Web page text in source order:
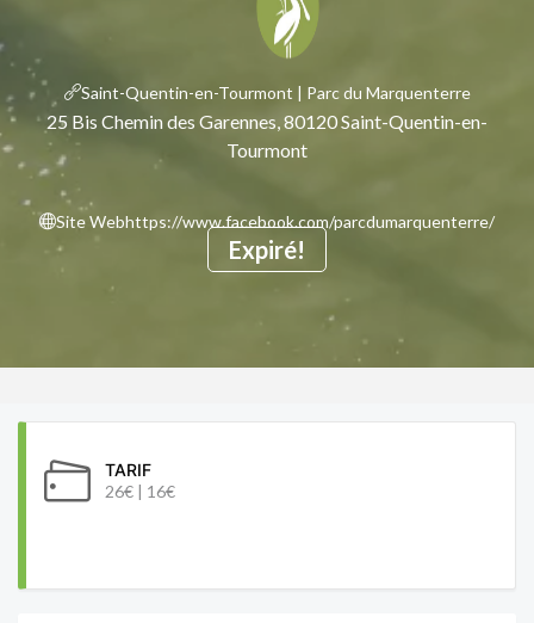
Expiré!
Saint-Quentin-en-Tourmont | Parc du Marquenterre
25 Bis Chemin des Garennes, 80120 Saint-Quentin-en-
Tourmont
Site Webhttps://www.facebook.com/parcdumarquenterre/
TARIF
26€ | 16€